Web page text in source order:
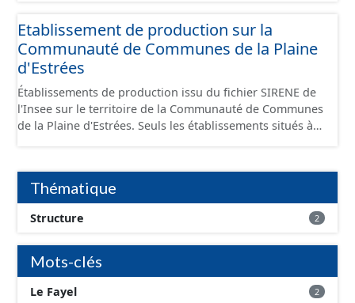
Etablissement de production sur la
Communauté de Communes de la Plaine
d'Estrées
Établissements de production issu du fichier SIRENE de
l'Insee sur le territoire de la Communauté de Communes
de la Plaine d'Estrées. Seuls les établissements situés à
conformément aux prescriptions du standard CNIG Sites
Économiques. Ce lot ne contient pas la référence aux
terrains à vocation économique à ce jour. Il est filtré au-
delà des prescriptions du CNIG se limitant aux SCI.
Thématique
Structure 2
Mots-clés
Le Fayel 2